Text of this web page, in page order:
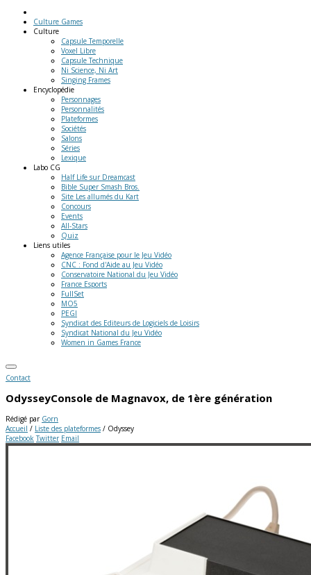
Culture Games
Culture
Capsule Temporelle
Voxel Libre
Capsule Technique
Ni Science, Ni Art
Singing Frames
Encyclopédie
Personnages
Personnalités
Plateformes
Sociétés
Salons
Séries
Lexique
Labo CG
Half Life sur Dreamcast
Bible Super Smash Bros.
Site Les allumés du Kart
Concours
Events
All-Stars
Quiz
Liens utiles
Agence Française pour le Jeu Vidéo
CNC : Fond d'Aide au Jeu Vidéo
Conservatoire National du Jeu Vidéo
France Esports
FullSet
MO5
PEGI
Syndicat des Editeurs de Logiciels de Loisirs
Syndicat National du Jeu Vidéo
Women in Games France
Contact
OdysseyConsole de Magnavox, de 1ère génération
Rédigé par Gorn
Accueil / Liste des plateformes / Odyssey
Facebook Twitter Email